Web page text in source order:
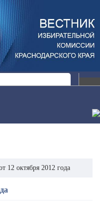
12 октября 2012 года